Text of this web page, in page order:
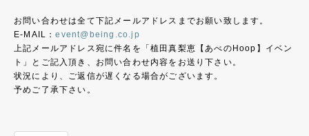
お問い合わせは全て下記メールアドレスまでお願い致します。
E-MAIL：event@being.co.jp
上記メールアドレス宛に件名を「植田真梨恵【あべのHoop】イベン
ト」とご記入頂き、お問い合わせ内容をお送り下さい。
状況により、ご返信が遅くなる場合がございます。
予めご了承下さい。